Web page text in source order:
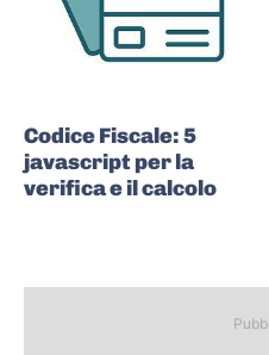
Codice Fiscale: 5
javascript per la
verifica e il calcolo